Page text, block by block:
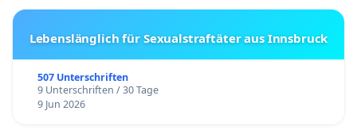
Lebenslänglich für Sexualstraftäter aus Innsbruck
507 Unterschriften
9 Unterschriften / 30 Tage
9 Jun 2026